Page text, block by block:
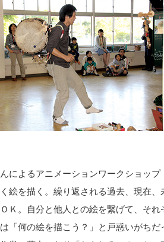
によるアニメーションワークショッ
絵を描く。繰り返される過去、現在
Ｋ。自分と他人との絵を繋げて、そ
「何の絵を描こう？」と戸惑いがち